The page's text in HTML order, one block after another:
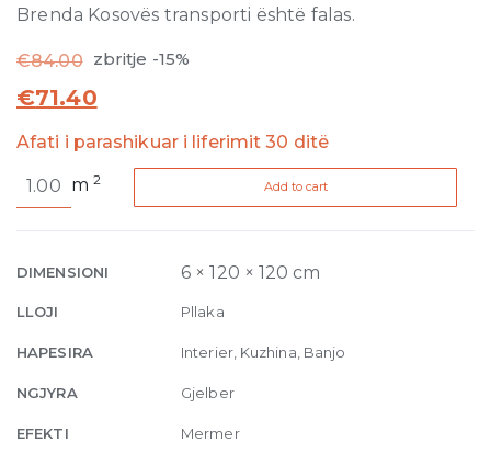
Brenda Kosovës transporti është falas.
€84.00 zbritje -15%
€71.40
Afati i parashikuar i liferimit 30 ditë
de
Glossy
120
x
quantity
m2 Add to cart
DIMENSIONI 6 × 120 × 120 cm
LLOJI Pllaka
HAPESIRA Interier, Kuzhina, Banjo
NGJYRA Gjelber
EFEKTI Mermer